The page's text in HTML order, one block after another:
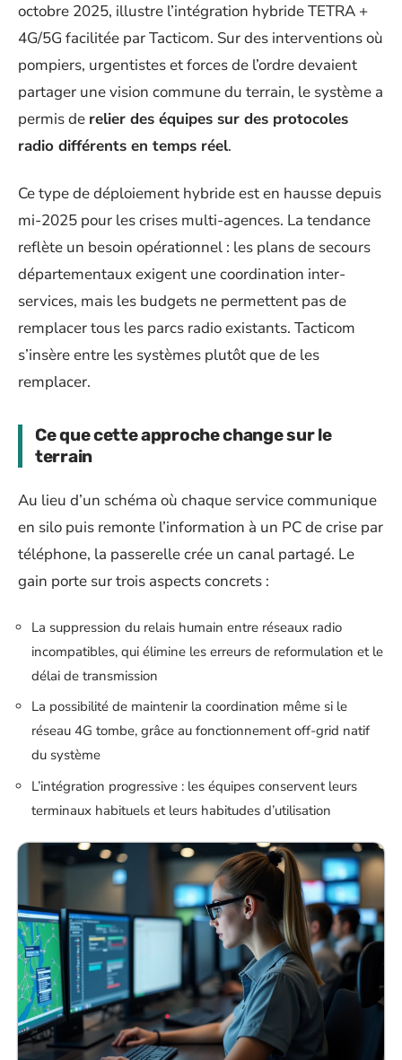
octobre 2025, illustre l’intégration hybride TETRA +
4G/5G facilitée par Tacticom. Sur des interventions où
pompiers, urgentistes et forces de l’ordre devaient
partager une vision commune du terrain, le système a
permis de relier des équipes sur des protocoles
radio différents en temps réel.
Ce type de déploiement hybride est en hausse depuis
mi-2025 pour les crises multi-agences. La tendance
reflète un besoin opérationnel : les plans de secours
départementaux exigent une coordination inter-
services, mais les budgets ne permettent pas de
remplacer tous les parcs radio existants. Tacticom
s’insère entre les systèmes plutôt que de les
remplacer.
Ce que cette approche change sur le
terrain
Au lieu d’un schéma où chaque service communique
en silo puis remonte l’information à un PC de crise par
téléphone, la passerelle crée un canal partagé. Le
gain porte sur trois aspects concrets :
La suppression du relais humain entre réseaux radio
incompatibles, qui élimine les erreurs de reformulation et le
délai de transmission
La possibilité de maintenir la coordination même si le
réseau 4G tombe, grâce au fonctionnement off-grid natif
du système
L’intégration progressive : les équipes conservent leurs
terminaux habituels et leurs habitudes d’utilisation